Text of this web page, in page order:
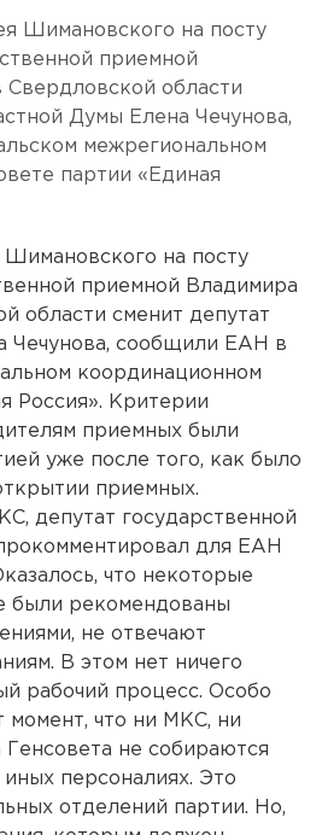
Шимановского на посту
приемной
области
Думы Елена Чечунова,
межрегиональном
партии «Единая
Шимановского на посту
приемной Владимира
области сменит депутат
Чечунова, сообщили ЕАН в
координационном
Россия». Критерии
приемных были
уже после того, как было
приемных.
депутат государственной
для ЕАН
что некоторые
были рекомендованы
не отвечают
В этом нет ничего
рабочий процесс. Особо
момент, что ни МКС, ни
не собираются
иных персоналиях. Это
отделений партии. Но,